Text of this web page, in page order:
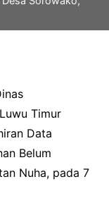
Timur
Data
Belum
Nuha, pada 7